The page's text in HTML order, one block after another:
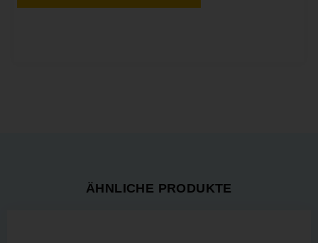
ÄHNLICHE PRODUKTE